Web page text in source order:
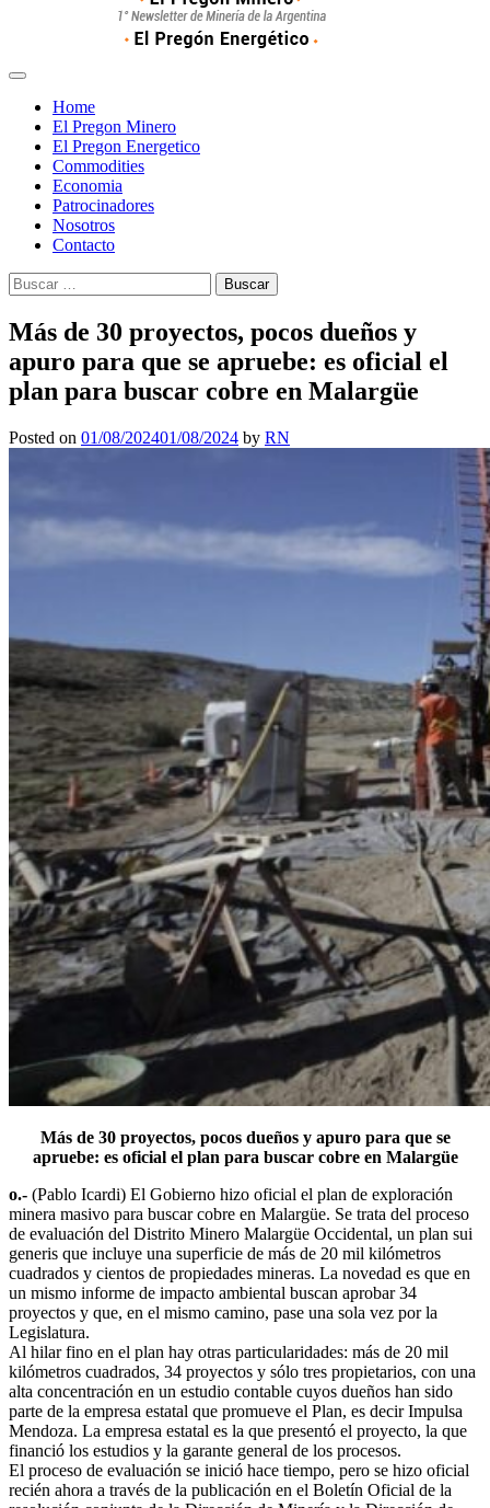
Home
El Pregon Minero
El Pregon Energetico
Commodities
Economia
Patrocinadores
Nosotros
Contacto
Buscar:
Más de 30 proyectos, pocos dueños y
apuro para que se apruebe: es oficial el
plan para buscar cobre en Malargüe
Posted on 01/08/202401/08/2024 by RN
Más de 30 proyectos, pocos dueños y apuro para que se
apruebe: es oficial el plan para buscar cobre en Malargüe
o.- (Pablo Icardi) El Gobierno hizo oficial el plan de exploración
minera masivo para buscar cobre en Malargüe. Se trata del proceso
de evaluación del Distrito Minero Malargüe Occidental, un plan sui
generis que incluye una superficie de más de 20 mil kilómetros
cuadrados y cientos de propiedades mineras. La novedad es que en
un mismo informe de impacto ambiental buscan aprobar 34
proyectos y que, en el mismo camino, pase una sola vez por la
Legislatura.
Al hilar fino en el plan hay otras particularidades: más de 20 mil
kilómetros cuadrados, 34 proyectos y sólo tres propietarios, con una
alta concentración en un estudio contable cuyos dueños han sido
parte de la empresa estatal que promueve el Plan, es decir Impulsa
Mendoza. La empresa estatal es la que presentó el proyecto, la que
financió los estudios y la garante general de los procesos.
El proceso de evaluación se inició hace tiempo, pero se hizo oficial
recién ahora a través de la publicación en el Boletín Oficial de la